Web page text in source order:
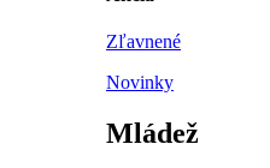
Zľavnené
Novinky
Mládež